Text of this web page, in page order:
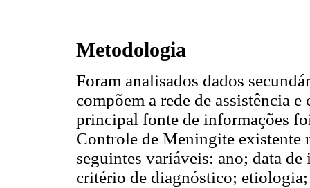
Metodologia
Foram analisados dados
compõem a rede de assistência
principal fonte de informações
Controle de Meningite existente
seguintes variáveis: ano; data
critério de diagnóstico;